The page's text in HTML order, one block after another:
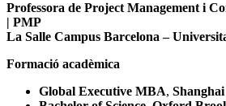
Professora de Project Management i
| PMP
La Salle Campus Barcelona –
Formació acadèmica
Global Executive MBA,